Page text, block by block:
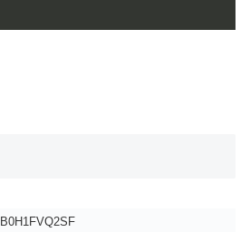
B0H1FVQ2SF